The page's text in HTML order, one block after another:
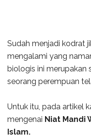
Sudah menjadi kodrat
mengalami yang
biologis ini merupakan
seorang perempuan
Untuk itu, pada artikel
mengenai Niat Mandi
Islam.